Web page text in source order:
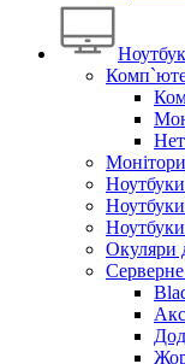
Монітори
Ноутбуки
Окуляри